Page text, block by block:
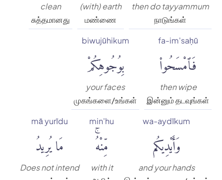
then do tayyammum
நாடுங்கள்
(with) earth
மண்ணை
clean
சுத்தமானது
fa-im'saḥū
فَٱمْسَحُوا۟
then wipe
இன்னும் தடவுங்கள்
biwujūhikum
بِوُجُوهِكُمْ
your faces
முகங்களை/உங்கள்
wa-aydīkum
وَأَيْدِيكُم
and your hands
min'hu
مِّنْهُۚ
with it
mā yurīdu
مَا يُرِيدُ
Does not intend